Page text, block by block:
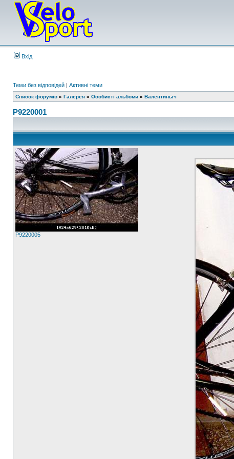
Вхід
Теми без відповідей | Активні теми
Список форумів » Галерея » Особисті альбоми » Валентиныч
P9220001
P9220005